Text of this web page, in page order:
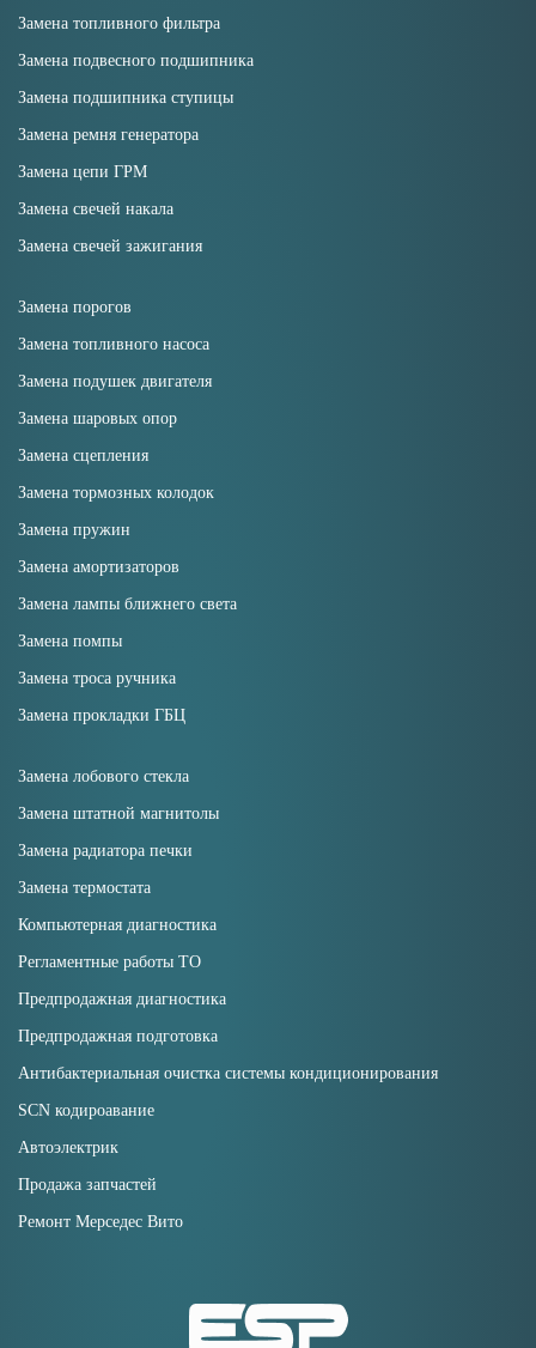
Замена топливного фильтра
Замена подвесного подшипника
Замена подшипника ступицы
Замена ремня генератора
Замена цепи ГРМ
Замена свечей накала
Замена свечей зажигания
Замена порогов
Замена топливного насоса
Замена подушек двигателя
Замена шаровых опор
Замена сцепления
Замена тормозных колодок
Замена пружин
Замена амортизаторов
Замена лампы ближнего света
Замена помпы
Замена троса ручника
Замена прокладки ГБЦ
Замена лобового стекла
Замена штатной магнитолы
Замена радиатора печки
Замена термостата
Компьютерная диагностика
Регламентные работы ТО
Предпродажная диагностика
Предпродажная подготовка
Антибактериальная очистка системы кондиционирования
SCN кодироавание
Автоэлектрик
Продажа запчастей
Ремонт Мерседес Вито